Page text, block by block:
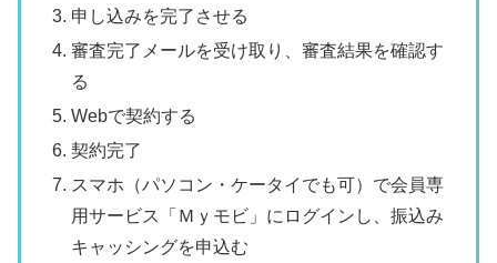
申し込みを完了させる
審査完了メールを受け取り、審査結果を確認す
る
Webで契約する
契約完了
スマホ（パソコン・ケータイでも可）で会員専
用サービス「Ｍｙモビ」にログインし、振込み
キャッシングを申込む